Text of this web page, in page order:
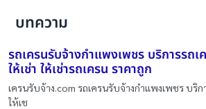
บทความ
รถเครนรับจ้างกำแพงเพชร บริการรถเ
ให้เช่า ให้เช่ารถเครน ราคาถูก
เครนรับจ้าง.com รถเครนรับจ้างกำแพงเพชร บริก
ให้เช